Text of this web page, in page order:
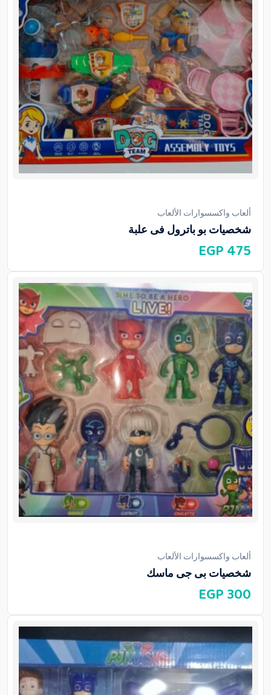
ألعاب واكسسوارات الألعاب
شخصيات بو باترول فى علبة
475
EGP
ألعاب واكسسوارات الألعاب
شخصيات بى جى ماسك
300
EGP